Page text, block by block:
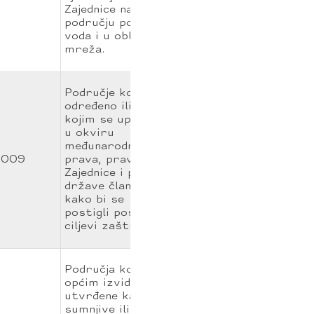
Zajednice na
području politike
voda i u obliku
mreža.
009
Područje koje je
određeno ili
kojim se upravlja
u okviru
međunarodnog
prava, prava
Zajednice i prava
države članice,
kako bi se
postigli posebni
ciljevi zaštite.
Područja koje su
općim izvidom
utvrđene kao
sumnjive ili se ne